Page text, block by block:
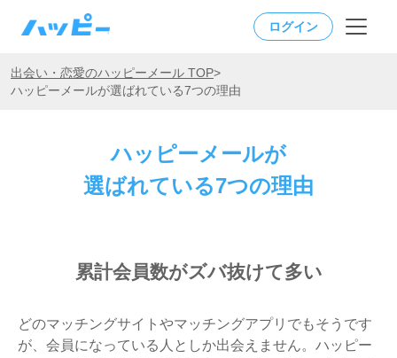
ログイン
出会い・恋愛のハッピーメール TOP>
ハッピーメールが選ばれている7つの理由
ハッピーメールが
選ばれている7つの理由
累計会員数がズバ抜けて多い
どのマッチングサイトやマッチングアプリでもそうです
が、会員になっている人としか出会えません。ハッピー